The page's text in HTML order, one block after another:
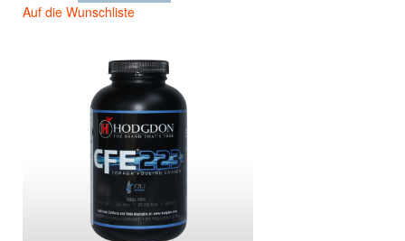
Auf die Wunschliste